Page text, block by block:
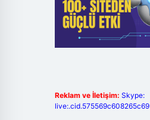
Reklam ve İletişim: Skype:
live:.cid.575569c608265c69